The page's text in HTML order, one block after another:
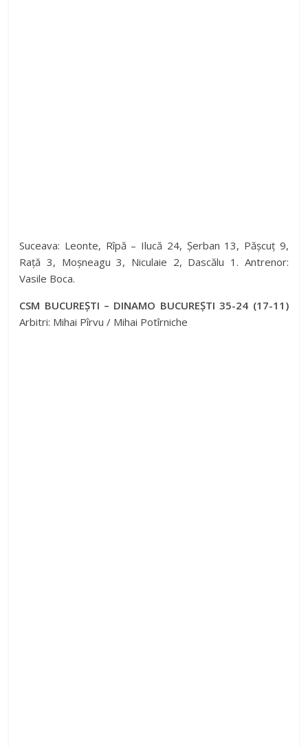
Suceava: Leonte, Rîpă – Ilucă 24, Șerban 13, Pășcuț 9,
Rață 3, Moșneagu 3, Niculaie 2, Dascălu 1. Antrenor:
Vasile Boca.
CSM BUCUREȘTI – DINAMO BUCUREȘTI 35-24 (17-11)
Arbitri: Mihai Pîrvu / Mihai Potîrniche